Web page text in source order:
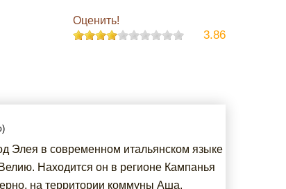
Оценить!
3.86
Элея в современном итальянском языке
Находится он в регионе Кампанья
на территории коммуны Аша.